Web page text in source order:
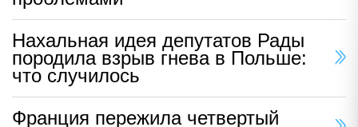
Нахальная идея депутатов Рады
породила взрыв гнева в Польше:
что случилось
Франция пережила четвертый